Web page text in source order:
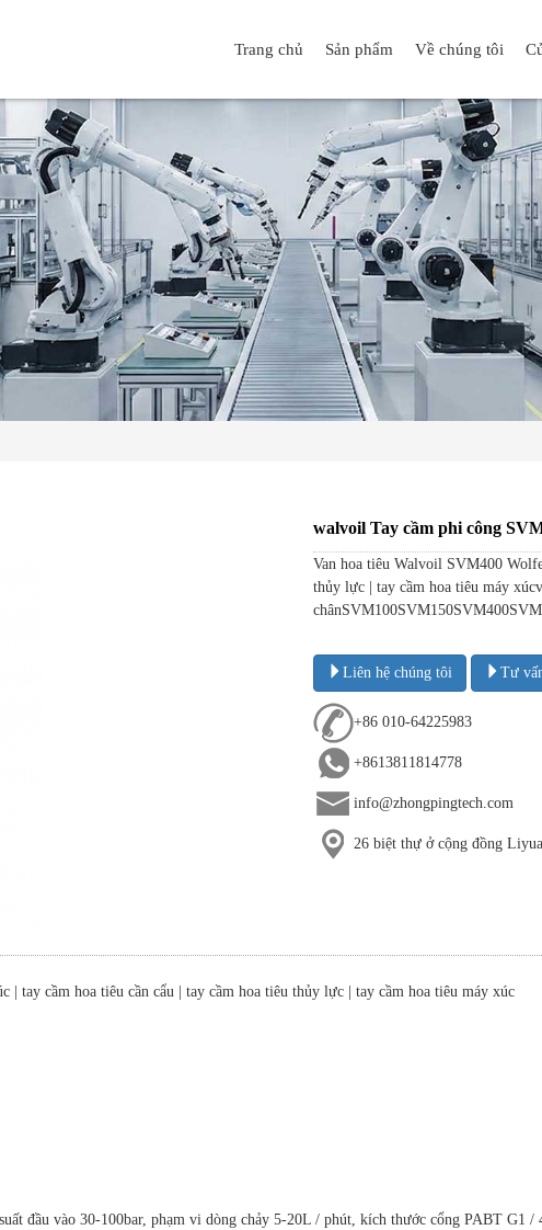
Trang chủ Sản phẩm Về chúng tôi
walvoil Tay cầm phi công
Van hoa tiêu Walvoil SVM400
thủy lực | tay cầm hoa tiêu máy
Liên hệ chúng tôi Tư
+86 010-64225983
+8613811814778
info@zhongpingtech.com
26 biệt thự ở cộng đồng
tay cầm hoa tiêu cần cẩu | tay cầm hoa tiêu thủy lực | tay cầm hoa tiêu máy xúc
đầu vào 30-100bar, phạm vi dòng chảy 5-20L / phút, kích thước cổng PABT G1 /